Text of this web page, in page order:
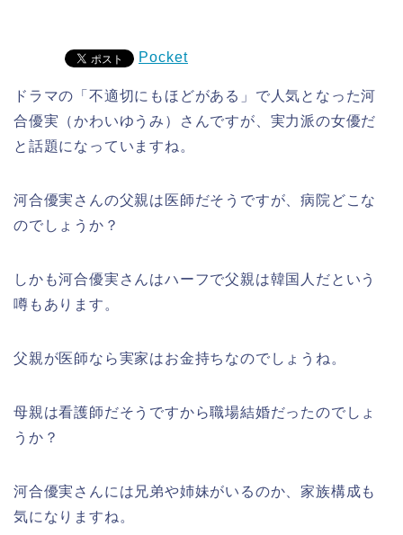
Pocket
ドラマの「不適切にもほどがある」で人気となった河
合優実（かわいゆうみ）さんですが、実力派の女優だ
と話題になっていますね。
河合優実さんの父親は医師だそうですが、病院どこな
のでしょうか？
しかも河合優実さんはハーフで父親は韓国人だという
噂もあります。
父親が医師なら実家はお金持ちなのでしょうね。
母親は看護師だそうですから職場結婚だったのでしょ
うか？
河合優実さんには兄弟や姉妹がいるのか、家族構成も
気になりますね。